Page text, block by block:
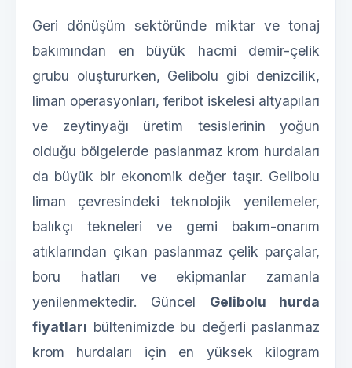
Geri dönüşüm sektöründe miktar ve tonaj
bakımından en büyük hacmi demir-çelik
grubu oluştururken, Gelibolu gibi denizcilik,
liman operasyonları, feribot iskelesi altyapıları
ve zeytinyağı üretim tesislerinin yoğun
olduğu bölgelerde paslanmaz krom hurdaları
da büyük bir ekonomik değer taşır. Gelibolu
liman çevresindeki teknolojik yenilemeler,
balıkçı tekneleri ve gemi bakım-onarım
atıklarından çıkan paslanmaz çelik parçalar,
boru hatları ve ekipmanlar zamanla
yenilenmektedir. Güncel Gelibolu hurda
fiyatları bültenimizde bu değerli paslanmaz
krom hurdaları için en yüksek kilogram